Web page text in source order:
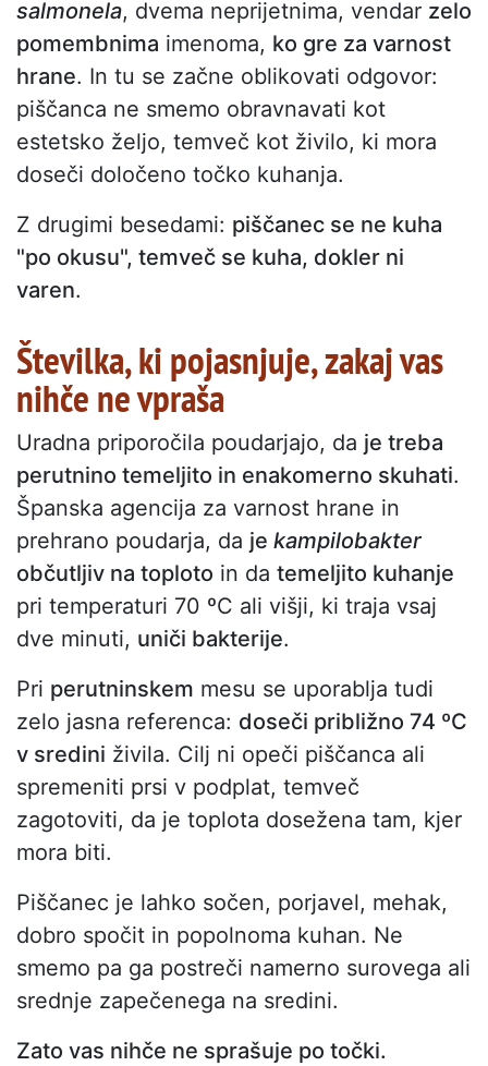
salmonela, dvema neprijetnima, vendar zelo
pomembnima imenoma, ko gre za varnost
hrane. In tu se začne oblikovati odgovor:
piščanca ne smemo obravnavati kot
estetsko željo, temveč kot živilo, ki mora
doseči določeno točko kuhanja.
Z drugimi besedami: piščanec se ne kuha
"po okusu", temveč se kuha, dokler ni
varen.
Številka, ki pojasnjuje, zakaj vas
nihče ne vpraša
Uradna priporočila poudarjajo, da je treba
perutnino temeljito in enakomerno skuhati.
Španska agencija za varnost hrane in
prehrano poudarja, da je kampilobakter
občutljiv na toploto in da temeljito kuhanje
pri temperaturi 70 ºC ali višji, ki traja vsaj
dve minuti, uniči bakterije.
Pri perutninskem mesu se uporablja tudi
zelo jasna referenca: doseči približno 74 ºC
v sredini živila. Cilj ni opeči piščanca ali
spremeniti prsi v podplat, temveč
zagotoviti, da je toplota dosežena tam, kjer
mora biti.
Piščanec je lahko sočen, porjavel, mehak,
dobro spočit in popolnoma kuhan. Ne
smemo pa ga postreči namerno surovega ali
srednje zapečenega na sredini.
Zato vas nihče ne sprašuje po točki.